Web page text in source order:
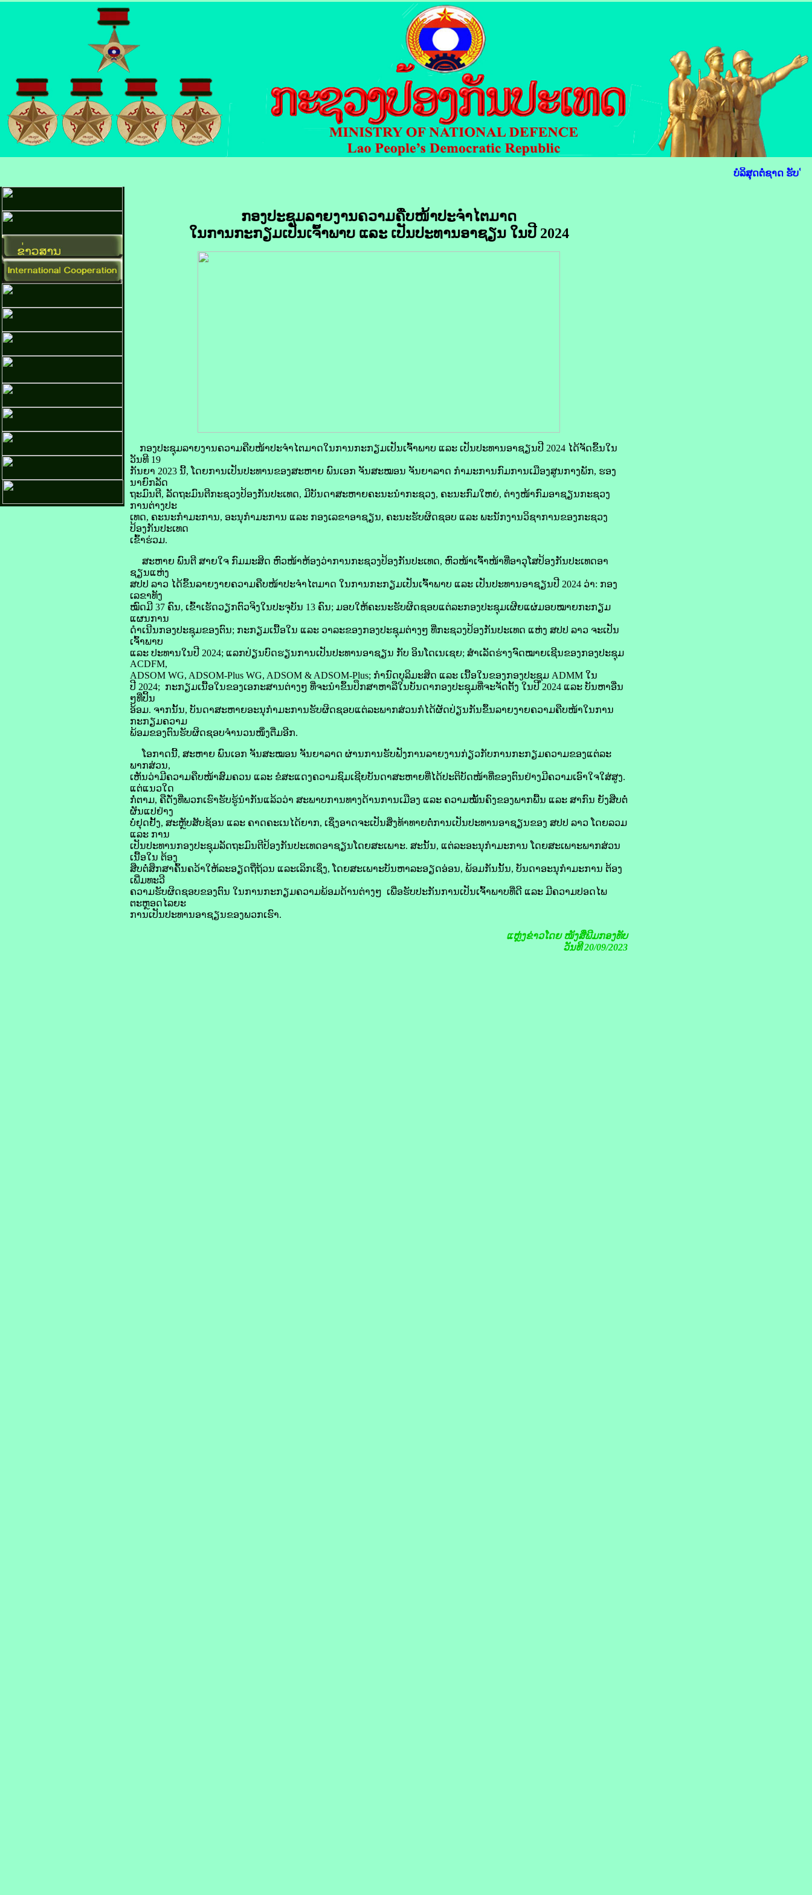
ບໍລິສຸດຕໍ່ຊາດ ຮັບໃຊ້
ກອງປະຊຸມລາຍງານຄວາມຄືບໜ້າປະຈຳໄຕມາດ
ໃນການກະກຽມເປັນເຈົ້າພາບ ແລະ ເປັນປະທານອາຊຽນ ໃນປີ 2024
ກອງປະຊຸມລາຍງານຄວາມຄືບໜ້າປະຈຳໄຕມາດໃນການກະກຽມເປັນເຈົ້າພາບ ແລະ ເປັນປະທານອາຊຽນປີ 2024 ໄດ້ຈັດຂຶ້ນໃນ
ວັນທີ 19
ກັນຍາ 2023 ນີ້, ໂດຍການເປັນປະທານຂອງສະຫາຍ ພົນເອກ ຈັນສະໝອນ ຈັນຍາລາດ ກຳມະການກົມການເມືອງສູນກາງພັກ, ຮອງ
ນາຍົກລັດ
ຖະມົນຕີ, ລັດຖະມົນຕີກະຊວງປ້ອງກັນປະເທດ, ມີບັນດາສະຫາຍຄະນະນຳກະຊວງ, ຄະນະກົມໃຫຍ່, ຕ່າງໜ້າກົມອາຊຽນກະຊວງ
ການຕ່າງປະ
ເທດ, ຄະນະກຳມະການ, ອະນຸກຳມະການ ແລະ ກອງເລຂາອາຊຽນ, ຄະນະຮັບຜິດຊອບ ແລະ ພະນັກງານວິຊາການຂອງກະຊວງ
ປ້ອງກັນປະເທດ
ເຂົ້າຮ່ວມ.
ສະຫາຍ ພົນຕີ ສາຍໃຈ ກົມມະສິດ ຫົວໜ້າຫ້ອງວ່າການກະຊວງປ້ອງກັນປະເທດ, ຫົວໜ້າເຈົ້າໜ້າທີ່ອາວຸໂສປ້ອງກັນປະເທດອາ
ຊຽນແຫ່ງ
ສປປ ລາວ ໄດ້ຂຶ້ນລາຍງາຍຄວາມຄືບໜ້າປະຈໍາໄຕມາດ ໃນການກະກຽມເປັນເຈົ້າພາບ ແລະ ເປັນປະທານອາຊຽນປີ 2024 ວ່າ: ກອງ
ເລຂາທັງ
ໝົດມີ 37 ຄົນ, ເຂົ້າເຮັດວຽກຕົວຈິງໃນປະຈຸບັນ 13 ຄົນ; ມອບໃຫ້ຄະນະຮັບຜິດຊອບແຕ່ລະກອງປະຊຸມເຜີຍແຜ່ມອບໝາຍກະກຽມ
ແຜນການ
ດຳເນີນກອງປະຊຸມຂອງຕົນ; ກະກຽມເນື້ອໃນ ແລະ ວາລະຂອງກອງປະຊຸມຕ່າງໆ ທີ່ກະຊວງປ້ອງກັນປະເທດ ແຫ່ງ ສປປ ລາວ ຈະເປັນ
ເຈົ້າພາບ
ແລະ ປະທານໃນປີ 2024; ແລກປ່ຽນບົດຮຽນການເປັນປະທານອາຊຽນ ກັບ ອິນໂດເນເຊຍ; ສໍາເລັດຮ່າງຈົດໝາຍເຊີນຂອງກອງປະຊຸມ
ACDFM,
ADSOM WG, ADSOM-Plus WG, ADSOM & ADSOM-Plus; ກໍານົດບຸລິມະສິດ ແລະ ເນື້ອໃນຂອງກອງປະຊຸມ ADMM ໃນ
ປີ 2024; ກະກຽມເນື້ອໃນຂອງເອກະສານຕ່າງໆ ທີ່ຈະນໍາຂຶ້ນປຶກສາຫາລືໃນບັນດາກອງປະຊຸມທີ່ຈະຈັດຕັ້ງ ໃນປີ 2024 ແລະ ບັນຫາອື່ນ
ໆທີ່ປິ້ນ
ອ້ອມ. ຈາກນັ້ນ, ບັນດາສະຫາຍອະນຸກໍາມະການຮັບຜິດຊອບແຕ່ລະພາກສ່ວນກໍໄດ້ຜັດປ່ຽນກັນຂຶ້ນລາຍງາຍຄວາມຄືບໜ້າໃນການ
ກະກຽມຄວາມ
ພ້ອມຂອງຕົນຮັບຜິດຊອບຈໍານວນໜຶ່ງຕື່ມອີກ.
ໂອກາດນີ້, ສະຫາຍ ພົນເອກ ຈັນສະໝອນ ຈັນຍາລາດ ຜ່ານການຮັບຟັງການລາຍງານກ່ຽວກັບການກະກຽມຄວາມຂອງແຕ່ລະ
ພາກສ່ວນ,
ເຫັນວ່າມີຄວາມຄືບໜ້າສົມຄວນ ແລະ ຂໍສະແດງຄວາມຊົມເຊີຍບັນດາສະຫາຍທີ່ໄດ້ປະຕິບັດໜ້າທີ່ຂອງຕົນຢ່າງມີຄວາມເອົາໃຈໃສ່ສູງ.
ແຕ່ແນວໃດ
ກໍ່ຕາມ, ຄືດັ່ງທີ່ພວກເຮົາຮັບຮູ້ນໍາກັນແລ້ວວ່າ ສະພາບການທາງດ້ານການເມືອງ ແລະ ຄວາມໝັ້ນຄົງຂອງພາກພື້ນ ແລະ ສາກົນ ຍັງສືບຕໍ່
ຜັນແປຢ່າງ
ບໍ່ຢຸດຢັ້ງ, ສະຫຼັບສັບຊ້ອນ ແລະ ຄາດຄະເນໄດ້ຍາກ, ເຊິ່ງອາດຈະເປັນສິ່ງທ້າທາຍຕໍ່ການເປັນປະທານອາຊຽນຂອງ ສປປ ລາວ ໂດຍລວມ
ແລະ ການ
ເປັນປະທານກອງປະຊຸມລັດຖະມົນຕີປ້ອງກັນປະເທດອາຊຽນໂດຍສະເພາະ. ສະນັ້ນ, ແຕ່ລະອະນຸກຳມະການ ໂດຍສະເພາະພາກສ່ວນ
ເນື້ອໃນ ຕ້ອງ
ສືບຕໍ່ສຶກສາຄົ້ນຄວ້າໃຫ້ລະອຽດຖີ່ຖ້ວນ ແລະເລິກເຊິ່ງ, ໂດຍສະເພາະບັນຫາລະອຽດອ່ອນ, ພ້ອມກັນນັ້ນ, ບັນດາອະນຸກຳມະການ ຕ້ອງ
ເພີ່ມທະວີ
ຄວາມຮັບຜິດຊອບຂອງຕົນ ໃນການກະກຽມຄວາມພ້ອມດ້ານຕ່າງໆ ເພື່ອຮັບປະກັນການເປັນເຈົ້າພາບທີ່ດີ ແລະ ມີຄວາມປອດໄພ
ຕະຫຼອດໄລຍະ
ການເປັນປະທານອາຊຽນຂອງພວກເຮົາ.
ແຫຼ່ງຂ່າວໂດຍ ໜັງສືພີມກອງທັບ
ວັນທີ 20/09/2023